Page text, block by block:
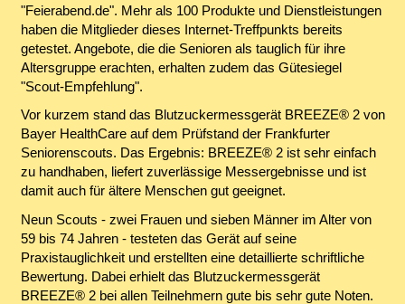
"Feierabend.de". Mehr als 100 Produkte und Dienstleistungen
haben die Mitglieder dieses Internet-Treffpunkts bereits
getestet. Angebote, die die Senioren als tauglich für ihre
Altersgruppe erachten, erhalten zudem das Gütesiegel
"Scout-Empfehlung".
Vor kurzem stand das Blutzuckermessgerät BREEZE® 2 von
Bayer HealthCare auf dem Prüfstand der Frankfurter
Seniorenscouts. Das Ergebnis: BREEZE® 2 ist sehr einfach
zu handhaben, liefert zuverlässige Messergebnisse und ist
damit auch für ältere Menschen gut geeignet.
Neun Scouts - zwei Frauen und sieben Männer im Alter von
59 bis 74 Jahren - testeten das Gerät auf seine
Praxistauglichkeit und erstellten eine detaillierte schriftliche
Bewertung. Dabei erhielt das Blutzuckermessgerät
BREEZE® 2 bei allen Teilnehmern gute bis sehr gute Noten.